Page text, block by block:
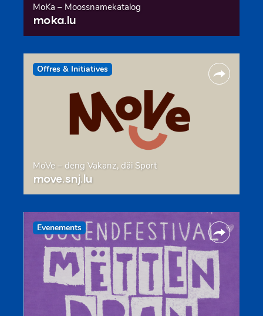
MoKa – Moossnamekatalog
moka.lu
Offres & Initiatives
MoVe – deng Vakanz, däi Sport
move.snj.lu
Evenements